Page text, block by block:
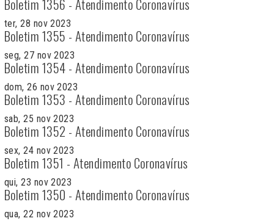
ter, 28 nov 2023
Boletim 1355 - Atendimento Coronavírus
seg, 27 nov 2023
Boletim 1354 - Atendimento Coronavírus
dom, 26 nov 2023
Boletim 1353 - Atendimento Coronavírus
sab, 25 nov 2023
Boletim 1352 - Atendimento Coronavírus
sex, 24 nov 2023
Boletim 1351 - Atendimento Coronavírus
qui, 23 nov 2023
Boletim 1350 - Atendimento Coronavírus
qua, 22 nov 2023